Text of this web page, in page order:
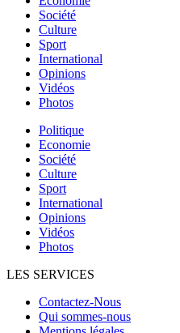
Société
Culture
Sport
International
Opinions
Vidéos
Photos
Politique
Economie
Société
Culture
Sport
International
Opinions
Vidéos
Photos
LES SERVICES
Contactez-Nous
Qui sommes-nous